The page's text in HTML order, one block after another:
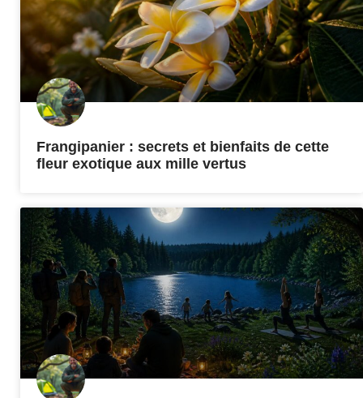
Frangipanier : secrets et bienfaits de cette
fleur exotique aux mille vertus